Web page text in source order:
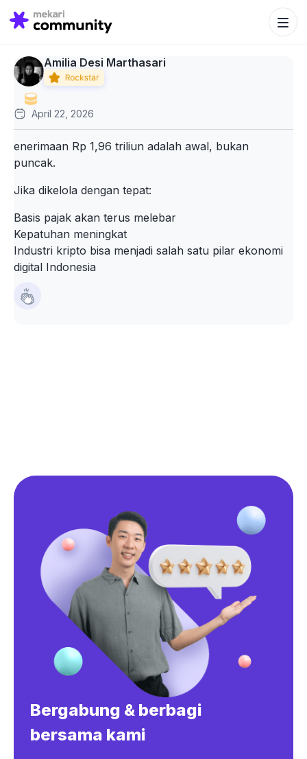
Search
for:
Search
Amilia Desi Marthasari
April 22, 2026
enerimaan Rp 1,96 triliun adalah awal, bukan
puncak.
Jika dikelola dengan tepat:
Basis pajak akan terus melebar
Kepatuhan meningkat
Industri kripto bisa menjadi salah satu pilar ekonomi
digital Indonesia
Bergabung & berbagi
bersama kami